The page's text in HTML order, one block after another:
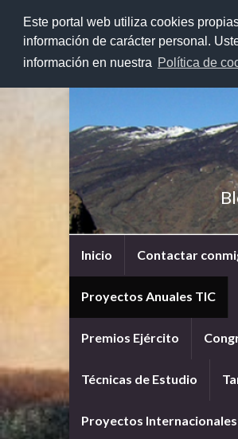
Este portal web utiliza cookies
información de carácter personal.
información en nuestra Política de
Inicio Contactar
Proyectos Anuales TIC
Premios Ejército
Técnicas de Estudio
Proyectos Internacionales